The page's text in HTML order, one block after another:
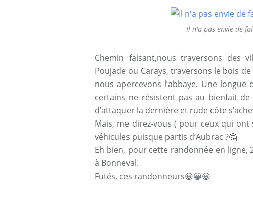
Il n'a pas envie de
Chemin faisant,nous traversons des
Poujade ou Carays, traversons le bois
nous apercevons l’abbaye. Une
certains ne résistent pas au bienfait
d’attaquer la dernière et rude côte
Mais, me direz-vous ( pour ceux qui
véhicules puisque partis d’Aubrac ?🤔
Eh bien, pour cette randonnée en ligne,
à Bonneval.
Futés, ces randonneurs😀😀😀